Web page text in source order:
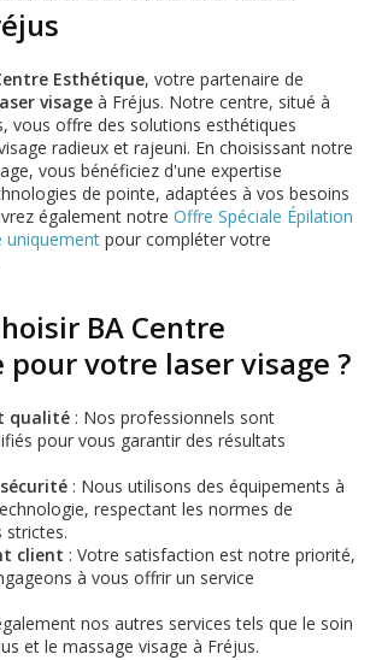
Esthétique, votre partenaire de
visage à Fréjus. Notre centre, situé à
vous offre des solutions esthétiques
radieux et rajeuni. En choisissant notre
vous bénéficiez d'une expertise
de pointe, adaptées à vos besoins
également notre Offre Spéciale Épilation
uniquement pour compléter votre
BA Centre
pour votre laser visage ?
qualité : Nos professionnels sont
pour vous garantir des résultats
: Nous utilisons des équipements à
respectant les normes de
strictes.
client : Votre satisfaction est notre priorité,
à vous offrir un service
nos autres services tels que le soin
et le massage visage à Fréjus.